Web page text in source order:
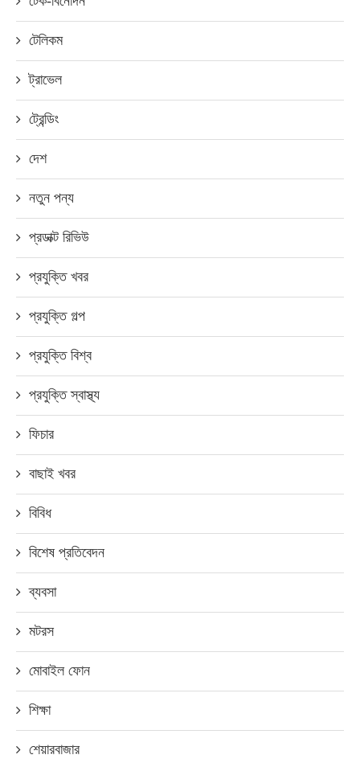
টেলিকম
ট্রাভেল
ট্রেন্ডিং
দেশ
নতুন পন্য
প্রডাক্ট রিভিউ
প্রযুক্তি খবর
প্রযুক্তি গল্প
প্রযুক্তি বিশ্ব
প্রযুক্তি স্বাস্থ্য
ফিচার
বাছাই খবর
বিবিধ
বিশেষ প্রতিবেদন
ব্যবসা
মটরস
মোবাইল ফোন
শিক্ষা
শেয়ারবাজার